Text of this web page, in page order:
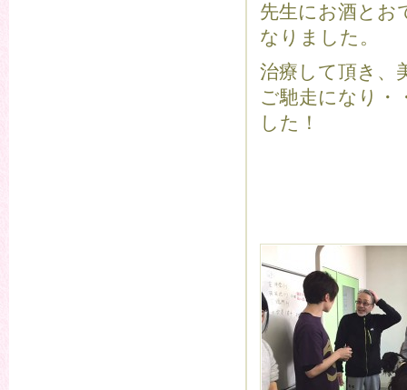
先生にお酒とお
なりました。
治療して頂き、
ご馳走になり・
した！